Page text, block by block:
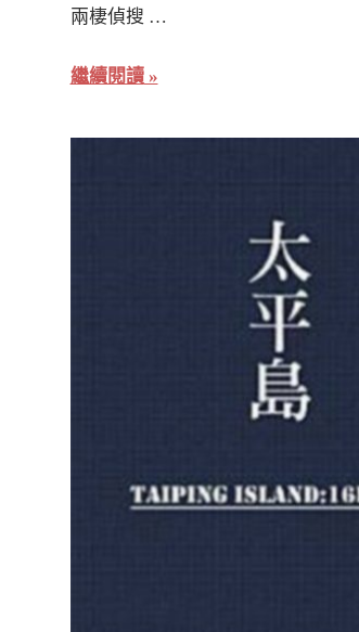
兩棲偵搜 …
繼續閱讀